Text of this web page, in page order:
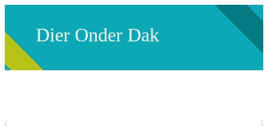
Dier Onder Dak